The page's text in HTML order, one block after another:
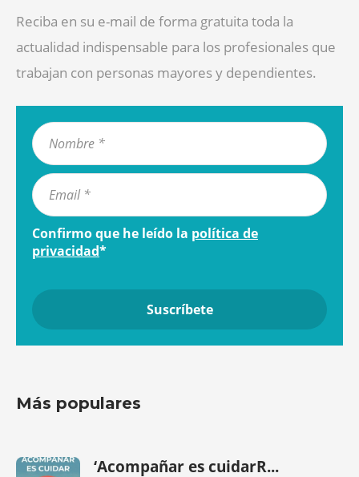
Reciba en su e-mail de forma gratuita toda la
actualidad indispensable para los profesionales que
trabajan con personas mayores y dependientes.
Confirmo que he leído la política de
privacidad*
Más populares
‘Acompañar es cuidarR...